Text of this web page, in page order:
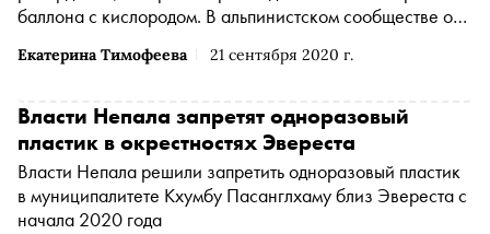
Екатерина Тимофеева 21 сентября 2020 г.
баллона с кислородом. В альпинистском сообществе он
сообщает BBC News
Власти Непала запретят одноразовый
пластик в окрестностях Эвереста
Власти Непала решили запретить одноразовый пластик
в муниципалитете Кхумбу Пасанглхаму близ Эвереста с
начала 2020 года